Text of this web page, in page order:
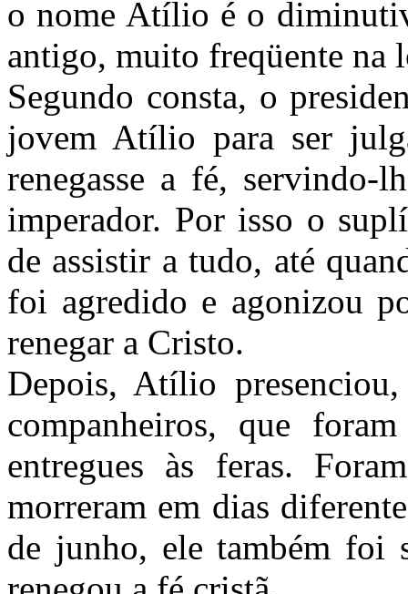
o nome Atílio é o
antigo, muito freqüente na
Segundo consta, o
jovem Atílio para ser
renegasse a fé, servindo-
imperador. Por isso o
de assistir a tudo, até
foi agredido e agonizou
renegar a Cristo.
Depois, Atílio
companheiros, que
entregues às feras.
morreram em dias
de junho, ele também foi